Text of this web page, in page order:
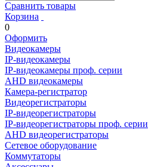
Сравнить товары
Корзина
0
Оформить
Видеокамеры
IP-видеокамеры
IP-видеокамеры проф. серии
AHD видеокамеры
Камера-регистратор
Видеорегистраторы
IP-видеорегистраторы
IP-видеорегистраторы проф. серии
AHD видеорегистраторы
Сетевое оборудование
Коммутаторы